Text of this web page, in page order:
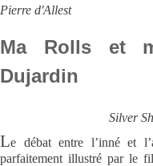
Pierre d'Allest
Ma Rolls et
Dujardin
Silver
Le débat entre l’inné et
parfaitement illustré par le